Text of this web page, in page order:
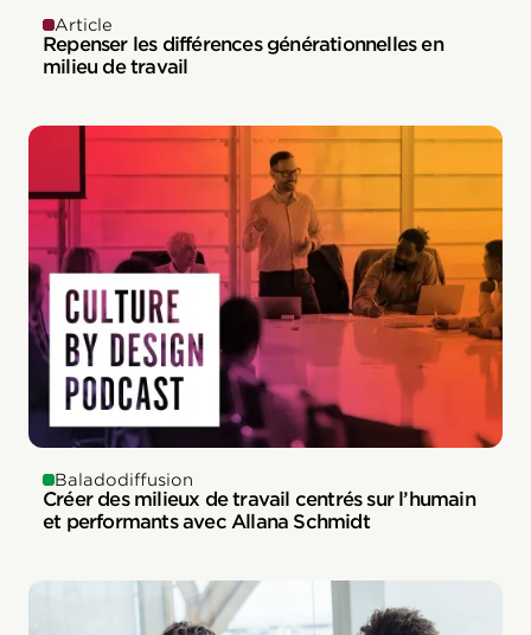
Article
Repenser les différences générationnelles en
milieu de travail
Baladodiffusion
Créer des milieux de travail centrés sur l’humain
et performants avec Allana Schmidt